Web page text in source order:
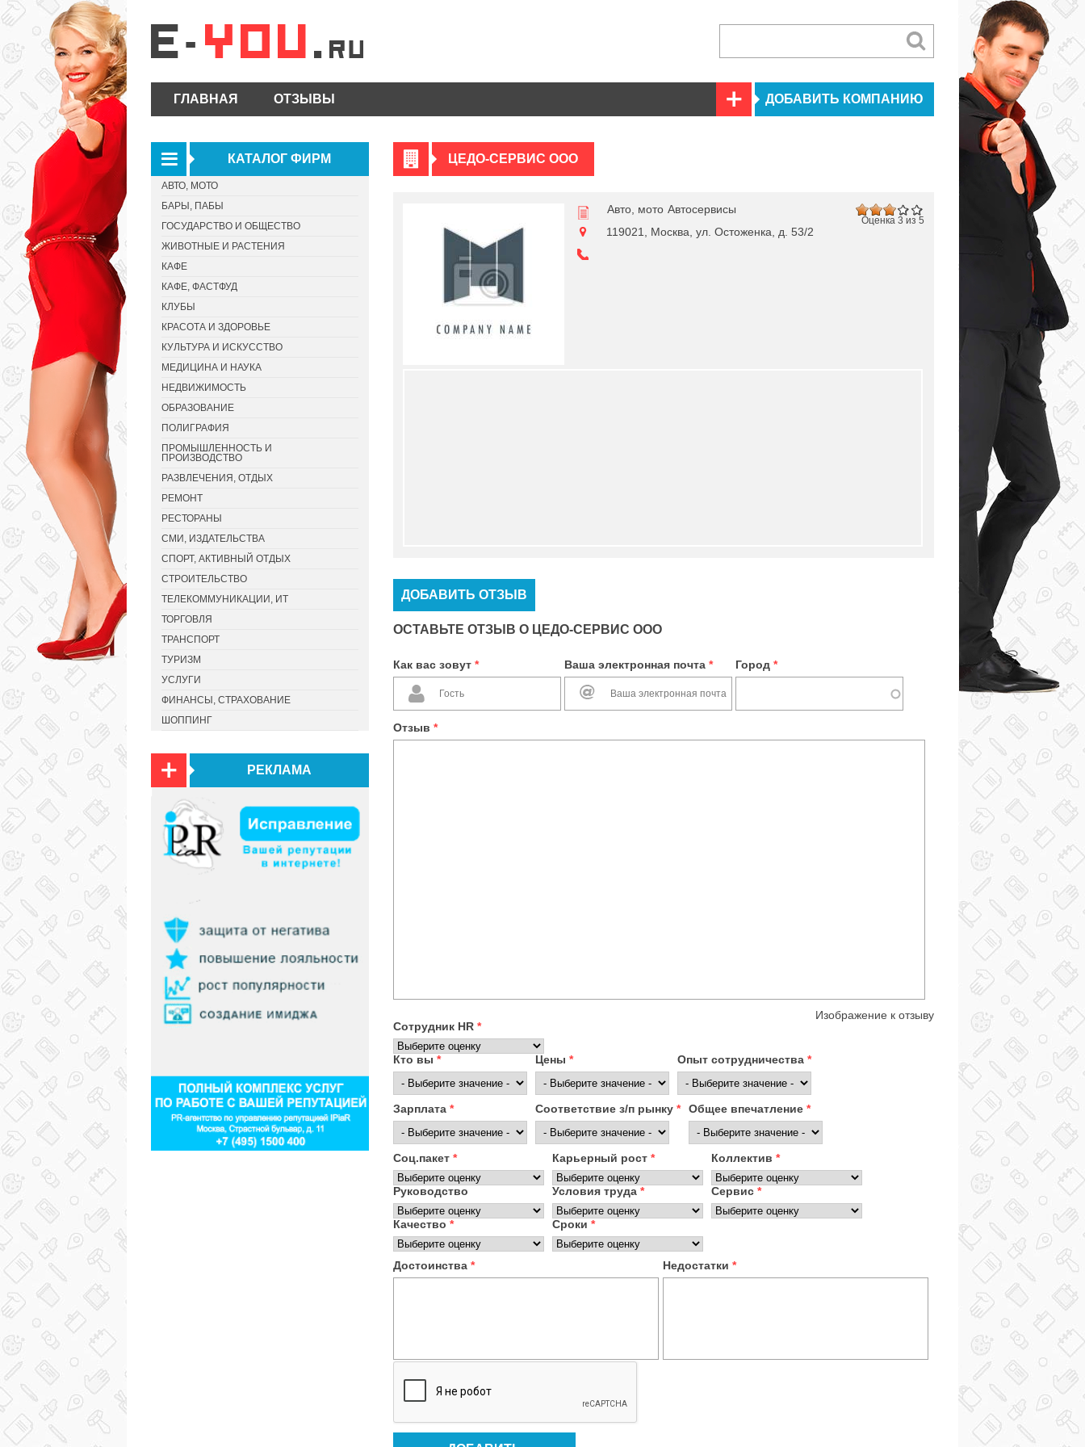
ГЛАВНАЯ ОТЗЫВЫ ДОБАВИТЬ КОМПАНИЮ
ЦЕДО-СЕРВИС ООО
Оценка 3 из 5
Авто, мото Автосервисы
119021, Москва, ул. Остоженка, д. 53/2
ДОБАВИТЬ ОТЗЫВ
ОСТАВЬТЕ ОТЗЫВ О ЦЕДО-СЕРВИС ООО
Как вас зовут * Ваша электронная почта * Город *
Отзыв *
Изображение к отзыву
Сотрудник HR *
Кто вы * Цены * Опыт сотрудничества *
Зарплата * Соответствие з/п рынку * Общее впечатление *
Соц.пакет * Карьерный рост * Коллектив *
Руководство Условия труда * Сервис *
Качество * Сроки *
Достоинства * Недостатки *
КАТАЛОГ ФИРМ
АВТО, МОТО
БАРЫ, ПАБЫ
ГОСУДАРСТВО И ОБЩЕСТВО
ЖИВОТНЫЕ И РАСТЕНИЯ
КАФЕ
КАФЕ, ФАСТФУД
КЛУБЫ
КРАСОТА И ЗДОРОВЬЕ
КУЛЬТУРА И ИСКУССТВО
МЕДИЦИНА И НАУКА
НЕДВИЖИМОСТЬ
ОБРАЗОВАНИЕ
ПОЛИГРАФИЯ
ПРОМЫШЛЕННОСТЬ И
ПРОИЗВОДСТВО
РАЗВЛЕЧЕНИЯ, ОТДЫХ
РЕМОНТ
РЕСТОРАНЫ
СМИ, ИЗДАТЕЛЬСТВА
СПОРТ, АКТИВНЫЙ ОТДЫХ
СТРОИТЕЛЬСТВО
ТЕЛЕКОММУНИКАЦИИ, ИТ
ТОРГОВЛЯ
ТРАНСПОРТ
ТУРИЗМ
УСЛУГИ
ФИНАНСЫ, СТРАХОВАНИЕ
ШОППИНГ
РЕКЛАМА